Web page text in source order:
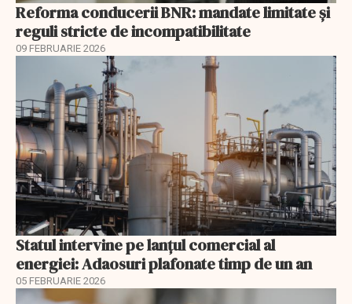
Reforma conducerii BNR: mandate limitate și
reguli stricte de incompatibilitate
09 FEBRUARIE 2026
Statul intervine pe lanțul comercial al
energiei: Adaosuri plafonate timp de un an
05 FEBRUARIE 2026